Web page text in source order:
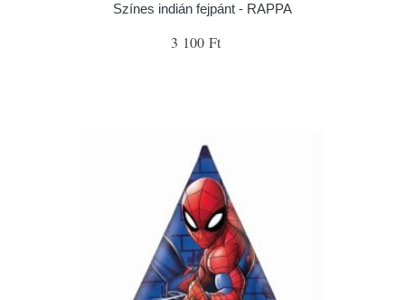
Színes indián fejpánt - RAPPA
3 100 Ft